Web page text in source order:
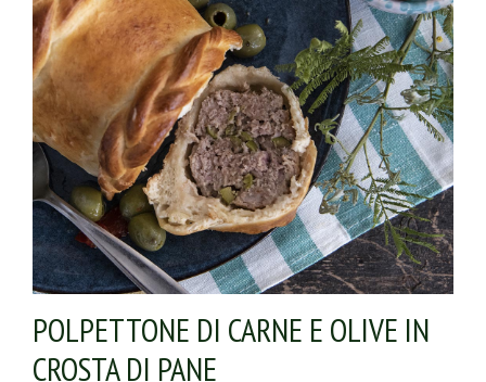
POLPETTONE DI CARNE E OLIVE IN
CROSTA DI PANE